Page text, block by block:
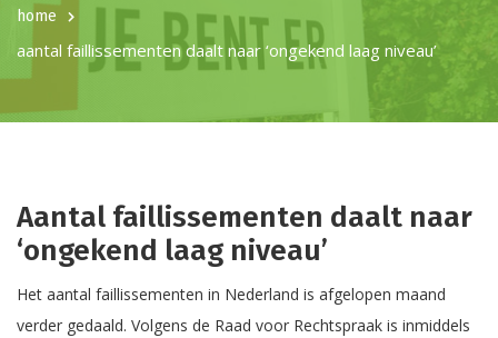
home
aantal faillissementen daalt naar ‘ongekend laag niveau’
Aantal faillissementen daalt naar
‘ongekend laag niveau’
Het aantal faillissementen in Nederland is afgelopen maand
verder gedaald. Volgens de Raad voor Rechtspraak is inmiddels